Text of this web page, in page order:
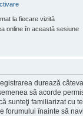
la fiecare vizită
online în această sesiune
durează
să acorde
sunteţi familiarizat cu
forumului înainte să